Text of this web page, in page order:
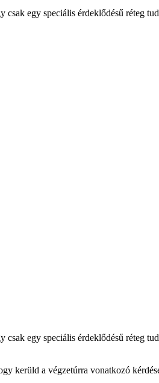
egy speciális érdeklődésű réteg
egy speciális érdeklődésű réteg
kerüld a végzetúrra vonatkozó